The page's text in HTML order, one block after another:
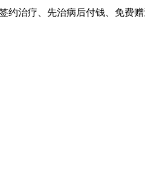
治疗、先治病后付钱、免费